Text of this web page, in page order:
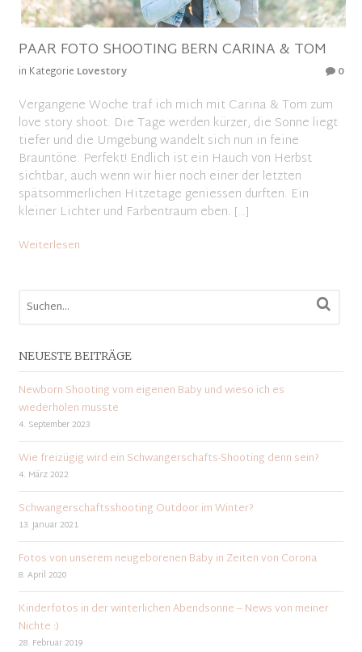
PAAR FOTO SHOOTING BERN CARINA & TOM
in Kategorie Lovestory 0
Vergangene Woche traf ich mich mit Carina & Tom zum
love story shoot. Die Tage werden kürzer, die Sonne liegt
tiefer und die Umgebung wandelt sich nun in feine
Brauntöne. Perfekt! Endlich ist ein Hauch von Herbst
sichtbar, auch wenn wir hier noch einer der letzten
spätsommerlichen Hitzetage geniessen durften. Ein
kleiner Lichter und Farbentraum eben. […]
Weiterlesen
NEUESTE BEITRÄGE
Newborn Shooting vom eigenen Baby und wieso ich es
wiederholen musste
4. September 2023
Wie freizügig wird ein Schwangerschafts-Shooting denn sein?
4. März 2022
Schwangerschaftsshooting Outdoor im Winter?
13. Januar 2021
Fotos von unserem neugeborenen Baby in Zeiten von Corona
8. April 2020
Kinderfotos in der winterlichen Abendsonne – News von meiner
Nichte :)
28. Februar 2019